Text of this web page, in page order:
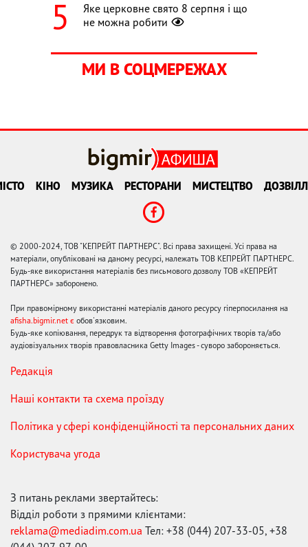
Яке церковне свято 8 серпня і що
не можна робити
МИ В СОЦМЕРЕЖАХ
КІНО МУЗИКА РЕСТОРАНИ МИСТЕЦТВО
© 2000-2024, ТОВ "КЕПРЕЙТ ПАРТНЕРС". Всі права захищені. Усі права на
матеріали, опубліковані на даному ресурсі, належать ТОВ КЕПРЕЙТ ПАРТНЕРС.
Будь-яке використання матеріалів без письмового дозволу ТОВ «КЕПРЕЙТ
ПАРТНЕРС» заборонено.
При правомірному використанні матеріалів даного ресурсу гіперпосилання на
afisha.bigmir.net є обов'язковим.
Будь-яке копіювання, передрук та відтворення фотографічних творів та/або
аудіовізуальних творів правовласника Getty Images - суворо забороняється.
Редакція
Наші контакти та схема проїзду
Політика у сфері конфіденційності та персональних даних
Користувача угода
З питань реклами звертайтесь:
Відділ роботи з прямими клієнтами:
reklama@mediadim.com.ua Тел: +38 (044) 207-33-05, +38